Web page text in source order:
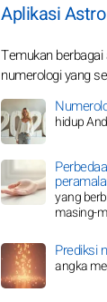
Aplikasi
Temukan berbagai
numerologi yang
hidup
yang
masing-
Prediksi
angka